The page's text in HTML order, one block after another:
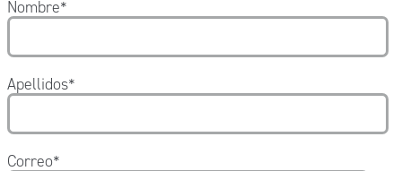
Nombre*
Apellidos*
Correo*